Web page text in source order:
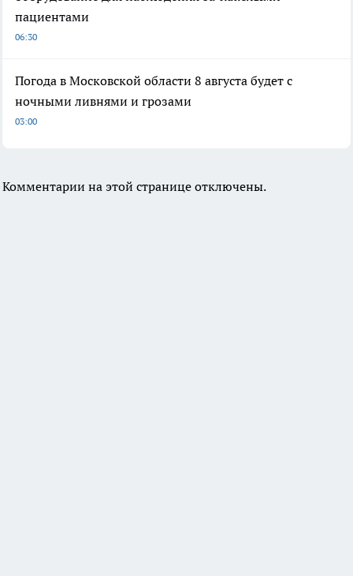
пациентами
06:30
Погода в Московской области 8 августа будет с
ночными ливнями и грозами
03:00
Комментарии на этой странице отключены.